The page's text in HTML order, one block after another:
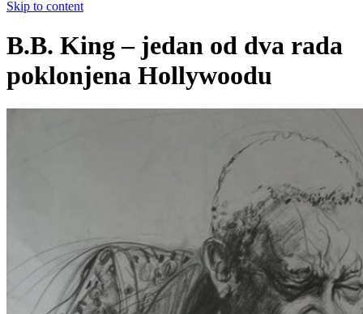
Skip to content
B.B. King – jedan od dva rada
poklonjena Hollywoodu